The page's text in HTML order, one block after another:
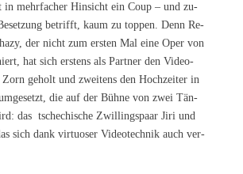
in mehr­fa­cher Hin­sicht ein Coup – und zu­
be­trifft, kaum zu top­pen. Denn Re­
der nicht zum ers­ten Mal eine Oper von
hat sich ers­tens als Part­ner den Vi­deo­
ge­holt und zwei­tens den Hoch­zei­ter in
die auf der Büh­ne von zwei Tän­
das tsche­chi­sche Zwil­lings­paar Jiri und
sich dank vir­tuo­ser Vi­deo­tech­nik auch ver­